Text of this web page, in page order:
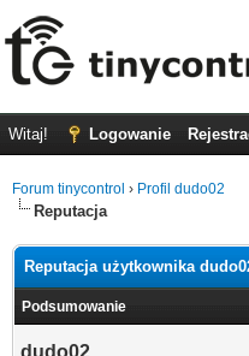
Witaj! Logowanie
Forum tinycontrol › Profil dudo02
Reputacja
Reputacja użytkownika
Podsumowanie
dudo02